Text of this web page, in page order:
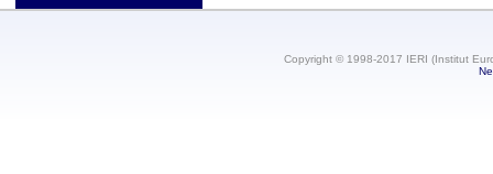
Copyright © 1998-2017 IERI (Institut